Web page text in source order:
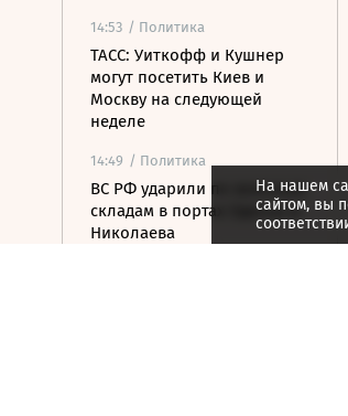
14:53 / Политика
ТАСС: Уиткофф и Кушнер
могут посетить Киев и
Москву на следующей
неделе
14:49 / Политика
ВС РФ ударили по военным
складам в портах Одессы и
Николаева
На нашем
сайтом, вы